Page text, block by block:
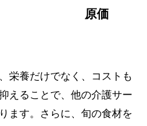
円 原価
栄養だけでなく、コストも
えることで、他の介護サー
ます。さらに、旬の食材を